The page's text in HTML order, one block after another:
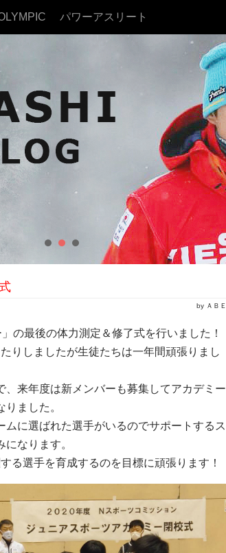
パワーアスリート
by ＡＢＥ
の最後の体力測定＆修了式を行いました！
りしましたが生徒たちは一年間頑張りまし
来年度は新メンバーも募集してアカデミー
りました。
に選ばれた選手がいるのでサポートするス
になります。
る選手を育成するのを目標に頑張ります！